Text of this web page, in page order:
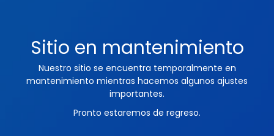
Sitio en mantenimiento
Nuestro sitio se encuentra temporalmente en
mantenimiento mientras hacemos algunos ajustes
importantes.
Pronto estaremos de regreso.